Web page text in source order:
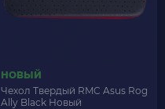
НОВЫЙ
Чехол Твердый RMC Asus Rog
Ally Black Новый